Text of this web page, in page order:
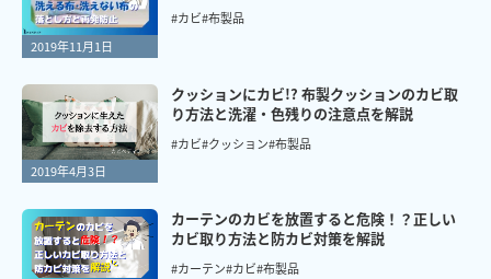
2019年11月1日
#カビ#布製品
2019年4月3日
クッションにカビ!? 布製クッションのカビ取
り方法と洗濯・色残りの注意点を解説
#カビ#クッション#布製品
カーテンのカビを放置すると危険！？正しい
カビ取り方法と防カビ対策を解説
#カーテン#カビ#布製品